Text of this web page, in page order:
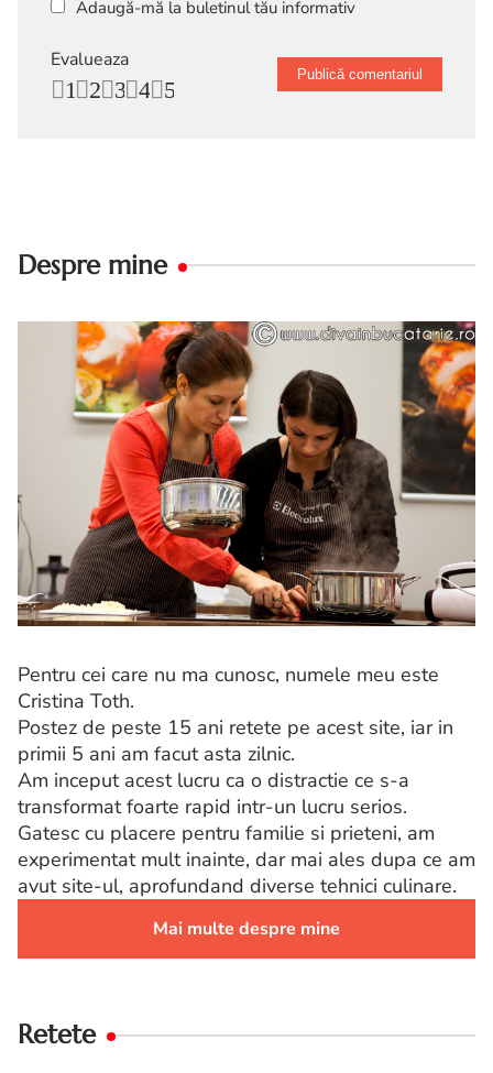
Adaugă-mă la buletinul tău informativ
Evalueaza
5
4
3
2
1
Despre mine
Pentru cei care nu ma cunosc, numele meu este
Cristina Toth.
Postez de peste 15 ani retete pe acest site, iar in
primii 5 ani am facut asta zilnic.
Am inceput acest lucru ca o distractie ce s-a
transformat foarte rapid intr-un lucru serios.
Gatesc cu placere pentru familie si prieteni, am
experimentat mult inainte, dar mai ales dupa ce am
avut site-ul, aprofundand diverse tehnici culinare.
Mai multe despre mine
Retete